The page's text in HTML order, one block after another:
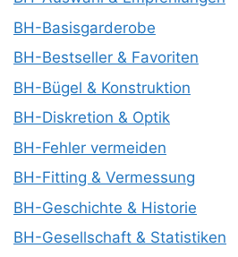
BH-Basisgarderobe
BH-Bestseller & Favoriten
BH-Bügel & Konstruktion
BH-Diskretion & Optik
BH-Fehler vermeiden
BH-Fitting & Vermessung
BH-Geschichte & Historie
BH-Gesellschaft & Statistiken